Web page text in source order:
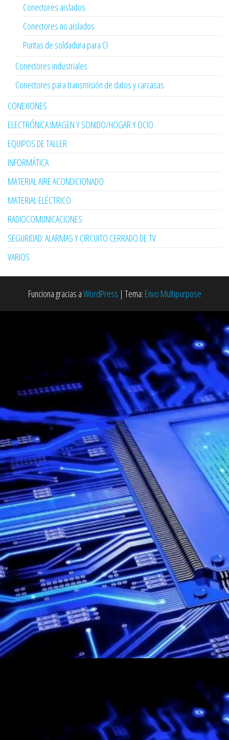
Conectores aislados
Conectores no aislados
Puntas de soldadura para CI
Conectores industriales
Conectores para transmisión de datos y carcasas
CONEXIONES
ELECTRÓNICA:IMAGEN Y SONIDO/HOGAR Y OCIO
EQUIPOS DE TALLER
INFORMÁTICA
MATERIAL AIRE ACONDICIONADO
MATERIAL ELÉCTRICO
RADIOCOMUNICACIONES
SEGURIDAD: ALARMAS Y CIRCUITO CERRADO DE TV
VARIOS
Funciona gracias aWordPress | Tema: Envo Multipurpose